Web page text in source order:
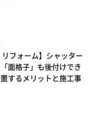
リフォーム】シャッター
面格子」も後付けでき
するメリットと施工事